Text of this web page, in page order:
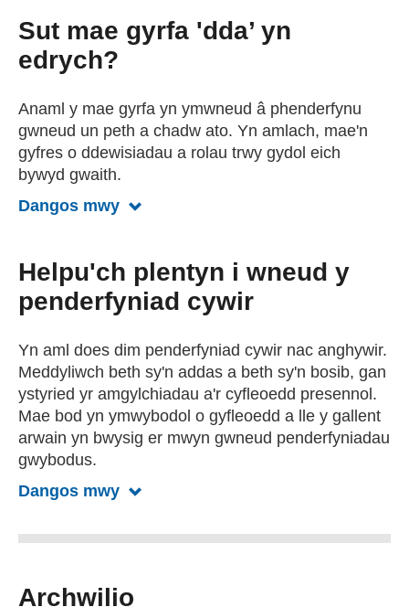
Sut mae gyrfa 'dda’ yn
edrych?
Anaml y mae gyrfa yn ymwneud â phenderfynu
gwneud un peth a chadw ato. Yn amlach, mae'n
gyfres o ddewisiadau a rolau trwy gydol eich
bywyd gwaith.
Dangos mwy Dangos mwy am Sut mae gyrfa
Helpu'ch plentyn i wneud y
penderfyniad cywir
Yn aml does dim penderfyniad cywir nac anghywir.
Meddyliwch beth sy'n addas a beth sy'n bosib, gan
ystyried yr amgylchiadau a'r cyfleoedd presennol.
Mae bod yn ymwybodol o gyfleoedd a lle y gallent
arwain yn bwysig er mwyn gwneud penderfyniadau
gwybodus.
Dangos mwy Dangos mwy am Helpu'ch plentyn i
Archwilio